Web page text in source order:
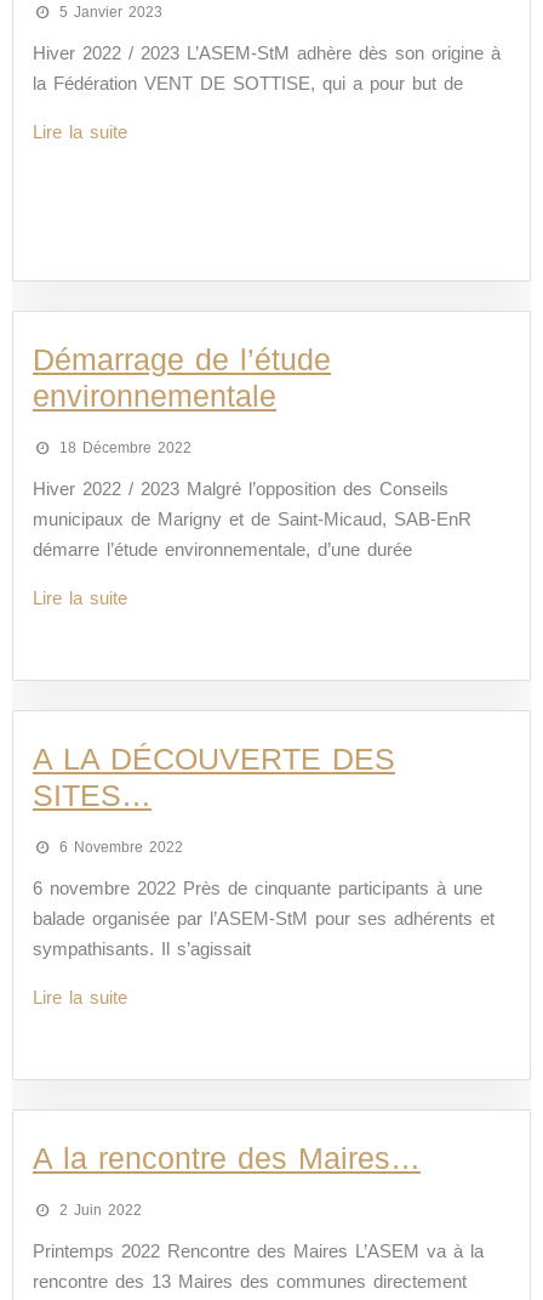
5 Janvier 2023
Hiver 2022 / 2023 L’ASEM-StM adhère dès son origine à
la Fédération VENT DE SOTTISE, qui a pour but de
Lire la suite
Démarrage de l’étude
environnementale
18 Décembre 2022
Hiver 2022 / 2023 Malgré l’opposition des Conseils
municipaux de Marigny et de Saint-Micaud, SAB-EnR
démarre l’étude environnementale, d’une durée
Lire la suite
A LA DÉCOUVERTE DES
SITES…
6 Novembre 2022
6 novembre 2022 Près de cinquante participants à une
balade organisée par l’ASEM-StM pour ses adhérents et
sympathisants. Il s’agissait
Lire la suite
A la rencontre des Maires…
2 Juin 2022
Printemps 2022 Rencontre des Maires L’ASEM va à la
rencontre des 13 Maires des communes directement